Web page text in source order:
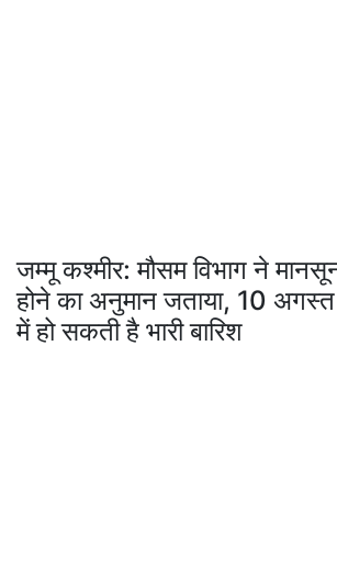
जम्मू कश्मीर: मौसम विभाग ने
होने का अनुमान जताया, 10
में हो सकती है भारी बारिश